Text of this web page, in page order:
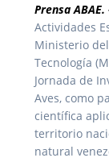
Prensa
Actividades
Ministerio
Tecnología
Jornada de
Aves, como
científica
territorio
natural